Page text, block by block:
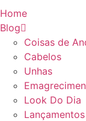
Home
Blog
Coisas de
Cabelos
Unhas
Look Do Dia